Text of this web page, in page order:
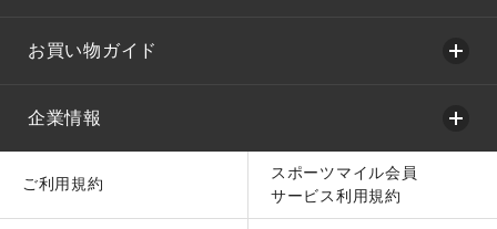
お買い物ガイド
企業情報
ご利用規約
スポーツマイル会員
サービス利用規約